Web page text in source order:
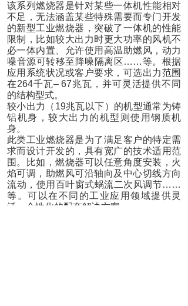
该系列燃烧器是针对某些一体机性能相对
不足，无法涵盖某些特殊需要而专门开发
的新型工业燃烧器，突破了一体机的性能
限制，比如较大出力时更大功率的风机不
必一体内置、允许使用高温助燃风，动力
噪音源可转移至降噪隔离区……等。根据
应用系统状况或客户要求，可选出力范围
在264千瓦– 67兆瓦，并可灵活提供不同
的结构型式。
较小出力（19兆瓦以下）的机型通常为铸
铝机身，较大出力的机型则使用钢质机
身。
此类工业燃烧器是为了满足客户的特定需
求而设计开发的，具有宽广的技术适用范
围。比如，燃烧器可以任意角度安装，火
焰可调，助燃风可沿轴向及中心切线方向
流动，使用百叶窗式蜗流二次风调节……
等。可以在不同的工业应用领域提供灵
活、个性化的配套解决方案。